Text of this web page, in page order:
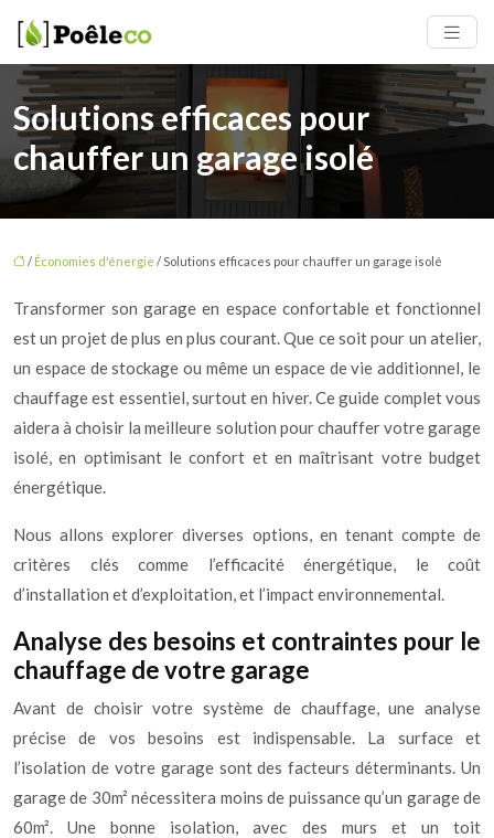
Solutions efficaces pour
chauffer un garage isolé
/ Économies d'énergie / Solutions efficaces pour chauffer un garage isolé
Transformer son garage en espace confortable et fonctionnel
est un projet de plus en plus courant. Que ce soit pour un atelier,
un espace de stockage ou même un espace de vie additionnel, le
chauffage est essentiel, surtout en hiver. Ce guide complet vous
aidera à choisir la meilleure solution pour chauffer votre garage
isolé, en optimisant le confort et en maîtrisant votre budget
énergétique.
Nous allons explorer diverses options, en tenant compte de
critères clés comme l’efficacité énergétique, le coût
d’installation et d’exploitation, et l’impact environnemental.
Analyse des besoins et contraintes pour le
chauffage de votre garage
Avant de choisir votre système de chauffage, une analyse
précise de vos besoins est indispensable. La surface et
l’isolation de votre garage sont des facteurs déterminants. Un
garage de 30m² nécessitera moins de puissance qu’un garage de
60m². Une bonne isolation, avec des murs et un toit